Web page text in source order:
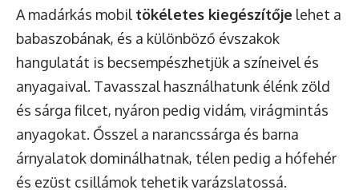
A madárkás mobil tökéletes kiegészítője lehet a
babaszobának, és a különböző évszakok
hangulatát is becsempészhetjük a színeivel és
anyagaival. Tavasszal használhatunk élénk zöld
és sárga filcet, nyáron pedig vidám, virágmintás
anyagokat. Ősszel a narancssárga és barna
árnyalatok dominálhatnak, télen pedig a hófehér
és ezüst csillámok tehetik varázslatossá.